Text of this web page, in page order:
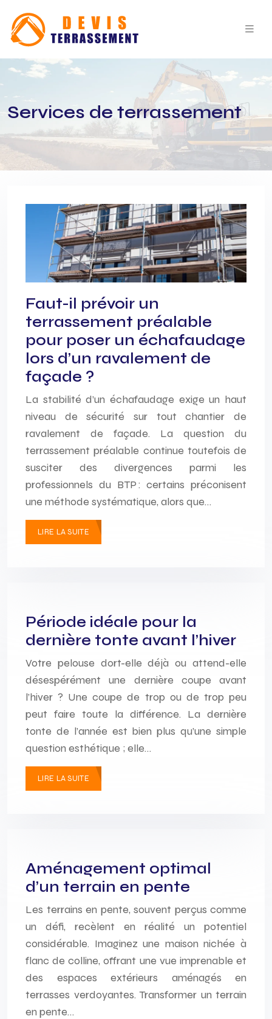
Services de terrassement
Faut-il prévoir un
terrassement préalable
pour poser un échafaudage
lors d’un ravalement de
façade ?
La stabilité d’un échafaudage exige un haut
niveau de sécurité sur tout chantier de
ravalement de façade. La question du
terrassement préalable continue toutefois de
susciter des divergences parmi les
professionnels du BTP : certains préconisent
une méthode systématique, alors que…
LIRE LA SUITE
Période idéale pour la
dernière tonte avant l’hiver
Votre pelouse dort-elle déjà ou attend-elle
désespérément une dernière coupe avant
l’hiver ? Une coupe de trop ou de trop peu
peut faire toute la différence. La dernière
tonte de l’année est bien plus qu’une simple
question esthétique ; elle…
LIRE LA SUITE
Aménagement optimal
d’un terrain en pente
Les terrains en pente, souvent perçus comme
un défi, recèlent en réalité un potentiel
considérable. Imaginez une maison nichée à
flanc de colline, offrant une vue imprenable et
des espaces extérieurs aménagés en
terrasses verdoyantes. Transformer un terrain
en pente…